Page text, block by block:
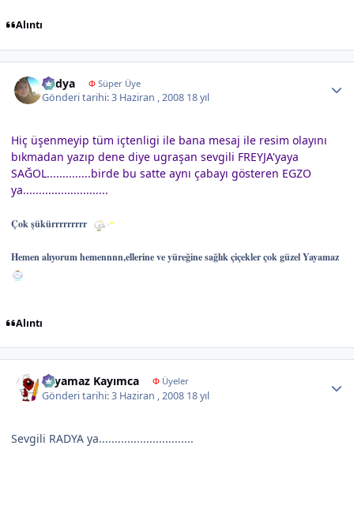
Alıntı
Radya ΦSüper Üye
Gönderi tarihi:3 Haziran , 2008 18 yıl
Hiç üşenmeyip tüm içtenligi ile bana mesaj ile resim olayını
bıkmadan yazıp dene diye ugraşan sevgili FREYJA'yaya
SAĞOL..............birde bu satte aynı çabayı gösteren EGZO
ya...........................
Çok şükürrrrrrrrr
Hemen alıyorum hemennnn,ellerine ve yüreğine sağlık çiçekler çok güzel Yayamaz
Alıntı
Yayamaz Kayımca ΦÜyeler
Gönderi tarihi:3 Haziran , 2008 18 yıl
Sevgili RADYA ya..............................